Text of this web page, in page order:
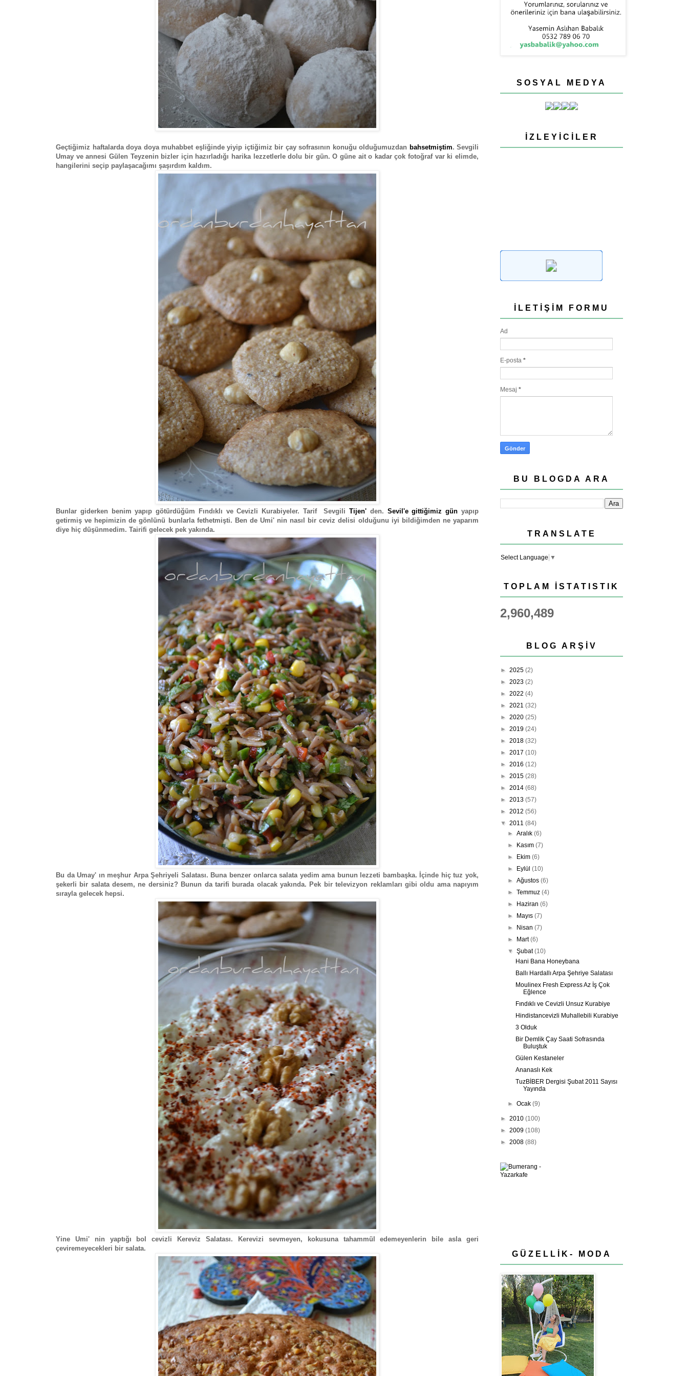
Geçtiğimiz haftalarda doya doya muhabbet eşliğinde yiyip içtiğimiz bir çay sofrasının konuğu olduğumuzdan bahsetmiştim. Sevgili
Umay ve annesi Gülen Teyzenin bizler için hazırladığı harika lezzetlerle dolu bir gün. O güne ait o kadar çok fotoğraf var ki elimde,
hangilerini seçip paylaşacağımı şaşırdım kaldım.
Bunlar giderken benim yapıp götürdüğüm Fındıklı ve Cevizli Kurabiyeler. Tarif SevgiliTijen' den. Sevil'e gittiğimiz gün yapıp
getirmiş ve hepimizin de gönlünü bunlarla fethetmişti. Ben de Umi' nin nasıl bir ceviz delisi olduğunu iyi bildiğimden ne yaparım
diye hiç düşünmedim. Tairifi gelecek pek yakında.
Bu da Umay' ın meşhur Arpa Şehriyeli Salatası. Buna benzer onlarca salata yedim ama bunun lezzeti bambaşka. İçinde hiç tuz yok,
şekerli bir salata desem, ne dersiniz? Bunun da tarifi burada olacak yakında. Pek bir televizyon reklamları gibi oldu ama napıyım
sırayla gelecek hepsi.
Yine Umi' nin yaptığı bol cevizli Kereviz Salatası. Kerevizi sevmeyen, kokusuna tahammül edemeyenlerin bile asla geri
çeviremeyecekleri bir salata.
SOSYAL MEDYA
İZLEYICILER
İLETIŞIM FORMU
Ad
E-posta *
Mesaj *
BU BLOGDA ARA
TRANSLATE
Select Language ▼
TOPLAM İSTATISTIK
2,960,489
BLOG ARŞIV
► 2025 (2)
► 2023 (2)
► 2022 (4)
► 2021 (32)
► 2020 (25)
► 2019 (24)
► 2018 (32)
► 2017 (10)
► 2016 (12)
► 2015 (28)
► 2014 (68)
► 2013 (57)
► 2012 (56)
▼ 2011 (84)
►Aralık(6)
► Kasım(7)
► Ekim(6)
► Eylül(10)
►Ağustos(6)
►Temmuz(4)
► Haziran(6)
► Mayıs(7)
► Nisan(7)
► Mart(6)
▼Şubat(10)
Hani Bana Honeybana
Ballı Hardallı Arpa Şehriye Salatası
Moulinex Fresh Express Az İş Çok
Eğlence
Fındıklı ve Cevizli Unsuz Kurabiye
Hindistancevizli Muhallebili Kurabiye
3 Olduk
Bir Demlik Çay Saati Sofrasında
Buluştuk
Gülen Kestaneler
Ananaslı Kek
TuzBİBER Dergisi Şubat 2011 Sayısı
Yayında
►Ocak(9)
► 2010 (100)
► 2009 (108)
► 2008 (88)
GÜZELLİK- MODA